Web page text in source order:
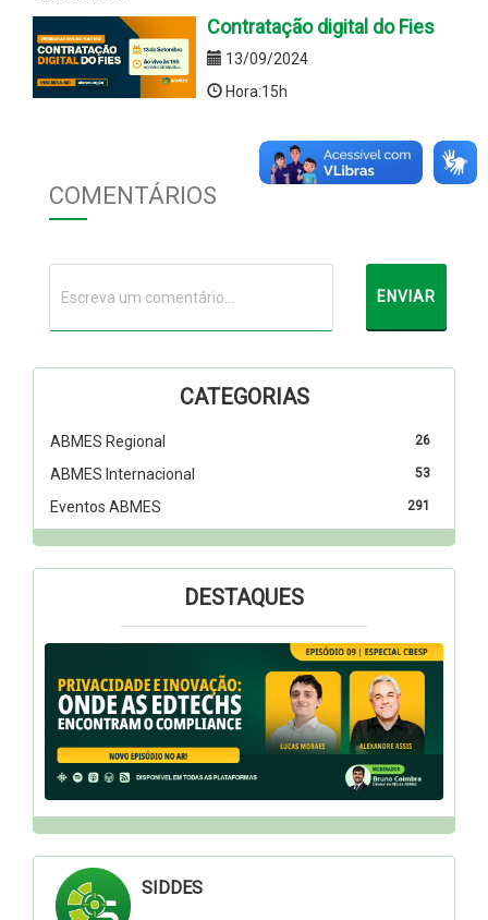
Contratação digital do Fies
13/09/2024
Hora:15h
COMENTÁRIOS
CATEGORIAS
26
ABMES Regional
53
ABMES Internacional
291
Eventos ABMES
DESTAQUES
SIDDES